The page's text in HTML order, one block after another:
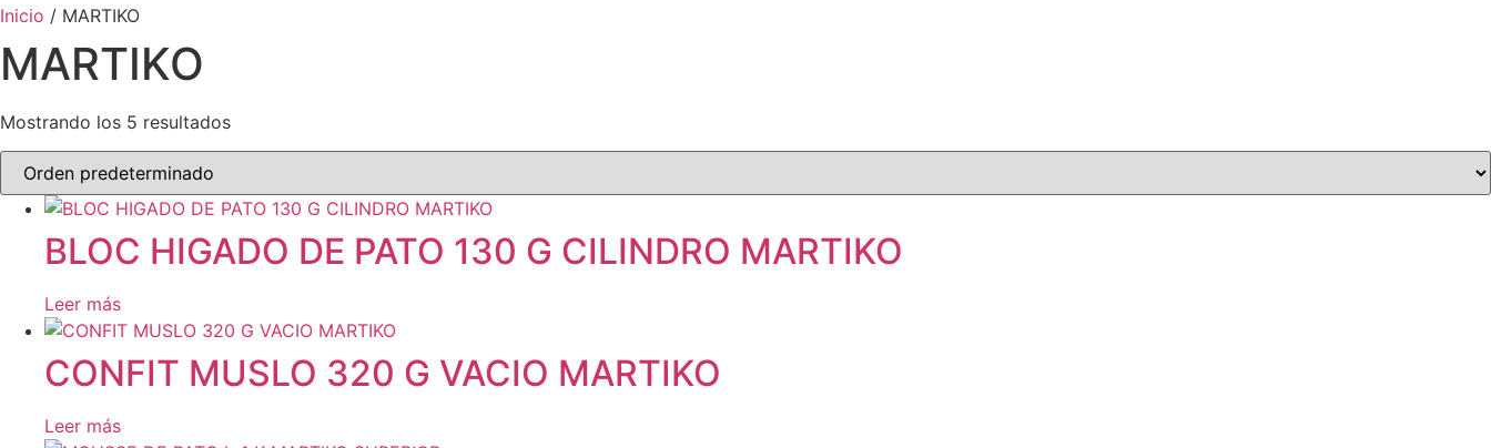
Inicio / MARTIKO
MARTIKO
Mostrando los 5 resultados
BLOC HIGADO DE PATO 130 G CILINDRO MARTIKO
Leer más
CONFIT MUSLO 320 G VACIO MARTIKO
Leer más